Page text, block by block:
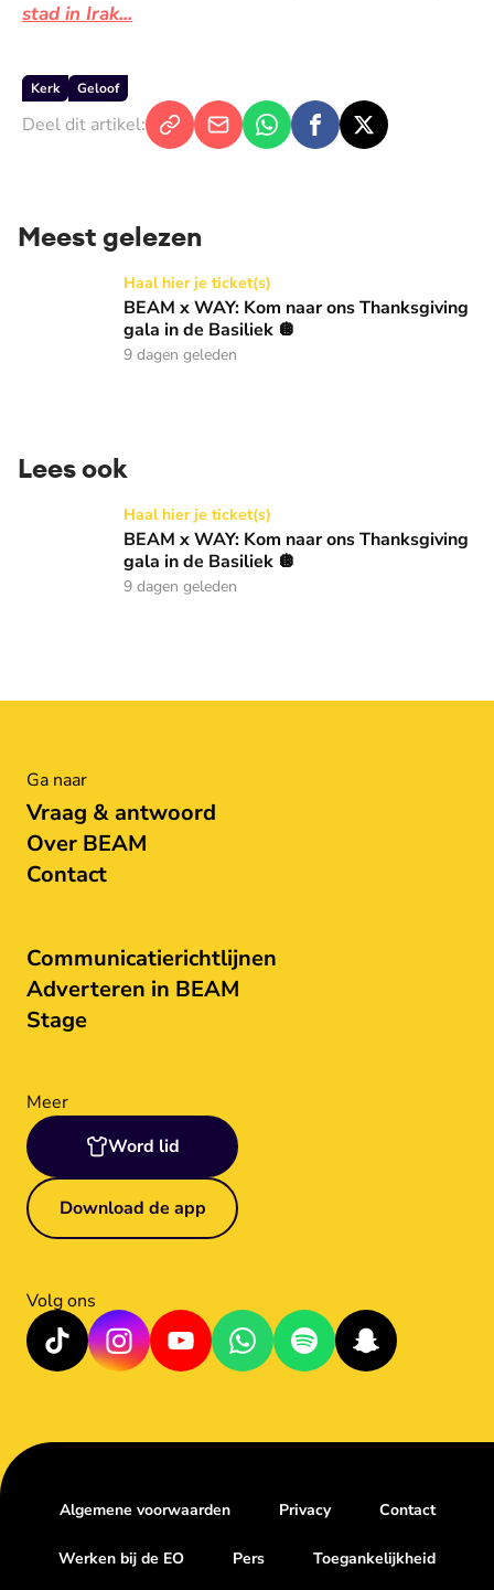
stad in Irak...
Kerk Geloof
Deel dit artikel:
Meest gelezen
BEAM x WAY: Kom naar ons Thanksgiving gala in de
Haal hier je ticket(s)
BEAM x WAY: Kom naar ons Thanksgiving
gala in de Basiliek 🪩
9 dagen geleden
Lees ook
BEAM x WAY: Kom naar ons Thanksgiving gala in de
Haal hier je ticket(s)
BEAM x WAY: Kom naar ons Thanksgiving
gala in de Basiliek 🪩
9 dagen geleden
Ga naar
Vraag & antwoord
Over BEAM
Contact
Communicatierichtlijnen
Adverteren in BEAM
Stage
Meer
Word lid
Download de app
Volg ons
Algemene voorwaarden Privacy Contact
Werken bij de EO Pers Toegankelijkheid